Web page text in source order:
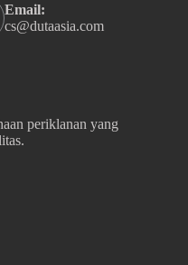
Email:
cs@dutaasia.com
periklanan yang